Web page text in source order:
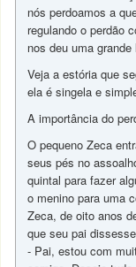
nós perdoamos a
regulando o perdão
nos deu uma
Veja a estória que
ela é singela e
A importância do
O pequeno Zeca
seus pés no
quintal para fazer
o menino para uma
Zeca, de oito anos
que seu pai
- Pai, estou com